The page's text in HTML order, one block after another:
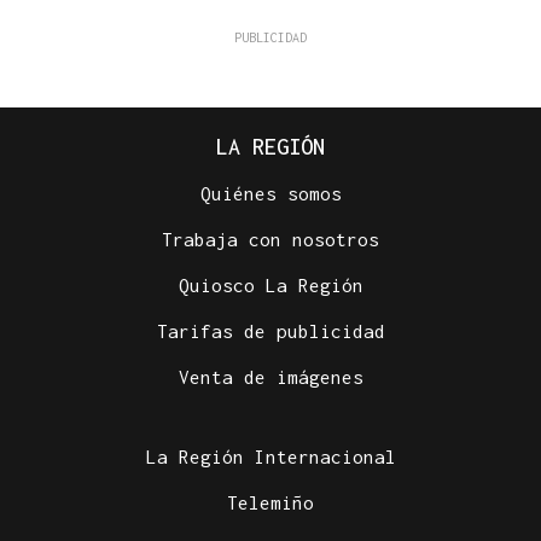
LA REGIÓN
Quiénes somos
Trabaja con nosotros
Quiosco La Región
Tarifas de publicidad
Venta de imágenes
La Región Internacional
Telemiño